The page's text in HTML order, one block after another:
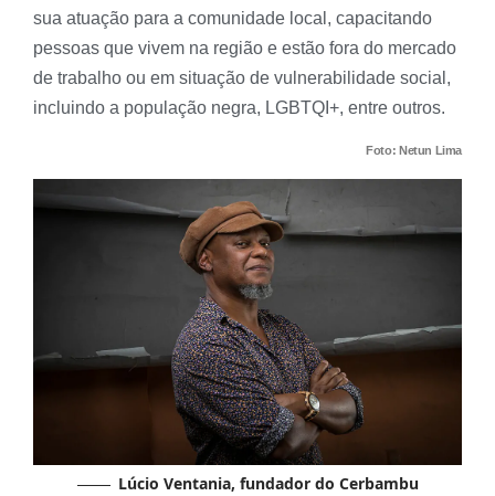
sua atuação para a comunidade local, capacitando
pessoas que vivem na região e estão fora do mercado
de trabalho ou em situação de vulnerabilidade social,
incluindo a população negra, LGBTQI+, entre outros.
Foto: Netun Lima
Lúcio Ventania, fundador do Cerbambu